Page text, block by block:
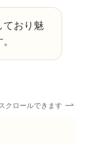
ており魅
スクロールできます